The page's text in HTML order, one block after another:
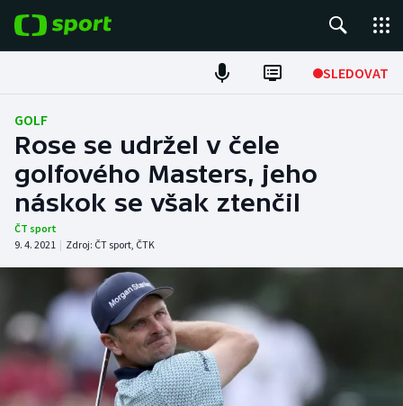
SLEDOVAT
Fotbal
Hokej
Tenis
Atletika
Cyklistika
DALŠÍ SPORTY
Americký fotbal
NEPŘEHLÉDNĚTE
GOLF
Rose se udržel v čele
golfového Masters, jeho
náskok se však ztenčil
ČT sport
9. 4. 2021 | Zdroj: ČT sport, ČTK